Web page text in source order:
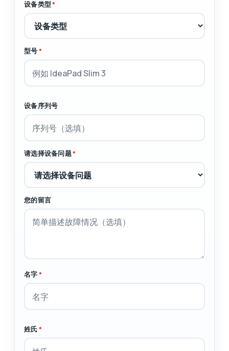
设备类型*
型号*
设备序列号
请选择设备问题*
您的留言
名字*
姓氏*